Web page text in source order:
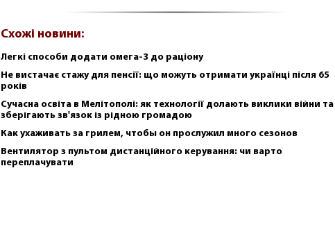
Схожі новини:
Легкі способи додати омега-3 до раціону
Не вистачає стажу для пенсії: що можуть отримати українці після 65
років
Сучасна освіта в Мелітополі: як технології долають виклики війни та
зберігають зв'язок із рідною громадою
Как ухаживать за грилем, чтобы он прослужил много сезонов
Вентилятор з пультом дистанційного керування: чи варто
переплачувати